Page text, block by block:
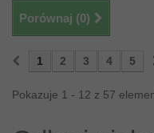
Porównaj (0)
1 2 3 4 5
Pokazuje 1 - 12 z 57